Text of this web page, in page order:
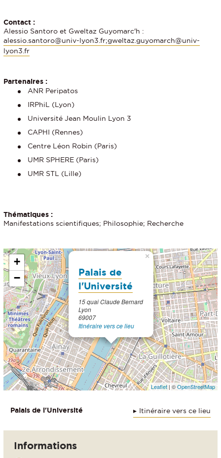
Contact :
Alessio Santoro et Gweltaz Guyomarc'h :
alessio.santoro@univ-lyon3.fr;gweltaz.guyomarch@univ-
lyon3.fr
Partenaires :
ANR Peripatos
IRPhiL (Lyon)
Université Jean Moulin Lyon 3
CAPHI (Rennes)
Centre Léon Robin (Paris)
UMR SPHERE (Paris)
UMR STL (Lille)
Thématiques :
Manifestations scientifiques; Philosophie; Recherche
Palais de
l'Université
15 quai Claude Bernard
Lyon
69007
Itinéraire vers ce lieu
×
+
−
Leaflet| ©OpenStreetMap
Itinéraire vers ce lieu
Palais de l'Université
Informations